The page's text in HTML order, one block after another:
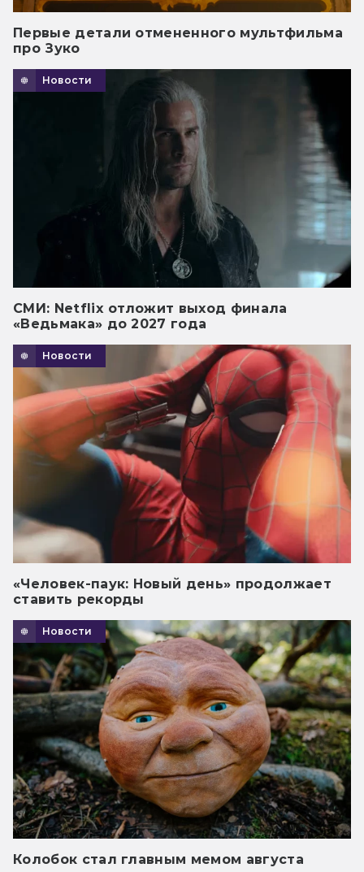
Первые детали отмененного мультфильма
про Зуко
Новости
СМИ: Netflix отложит выход финала
«Ведьмака» до 2027 года
Новости
«Человек-паук: Новый день» продолжает
ставить рекорды
Новости
Колобок стал главным мемом августа